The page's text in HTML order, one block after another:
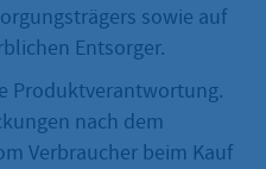
sowie auf
Entsorger.
Produktverantwortung.
nach dem
Verbraucher beim Kauf